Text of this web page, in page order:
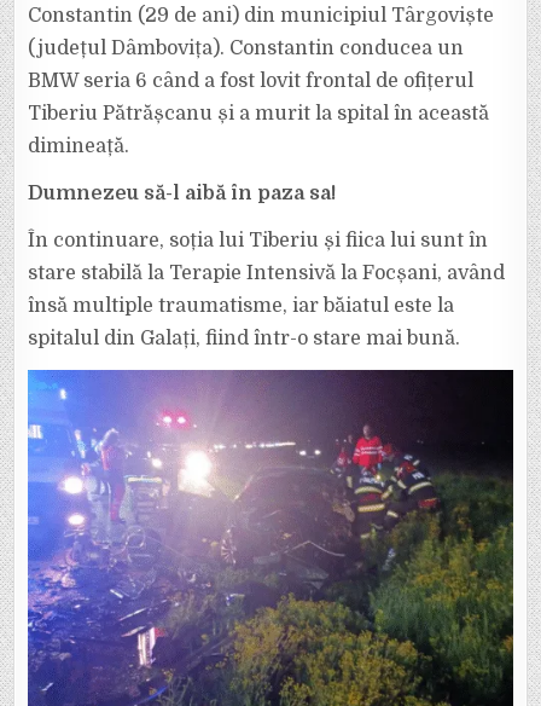
UN
BMW
SERIA
6
CÂND
A
LOVIT
PĂTRĂȘCANU.
MURIT
LA
ÎN
DIMINEAȚĂ.
Constantin (29 de ani) din municipiul Târgoviște
(județul Dâmbovița). Constantin conducea un
BMW seria 6 când a fost lovit frontal de ofițerul
Tiberiu Pătrășcanu și a murit la spital în această
dimineață.
Dumnezeu să-l aibă în paza sa!
În continuare, soția lui Tiberiu și fiica lui sunt în
stare stabilă la Terapie Intensivă la Focșani, având
însă multiple traumatisme, iar băiatul este la
spitalul din Galați, fiind într-o stare mai bună.